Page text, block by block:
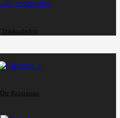
Trinkzubehör
Die Reinigung